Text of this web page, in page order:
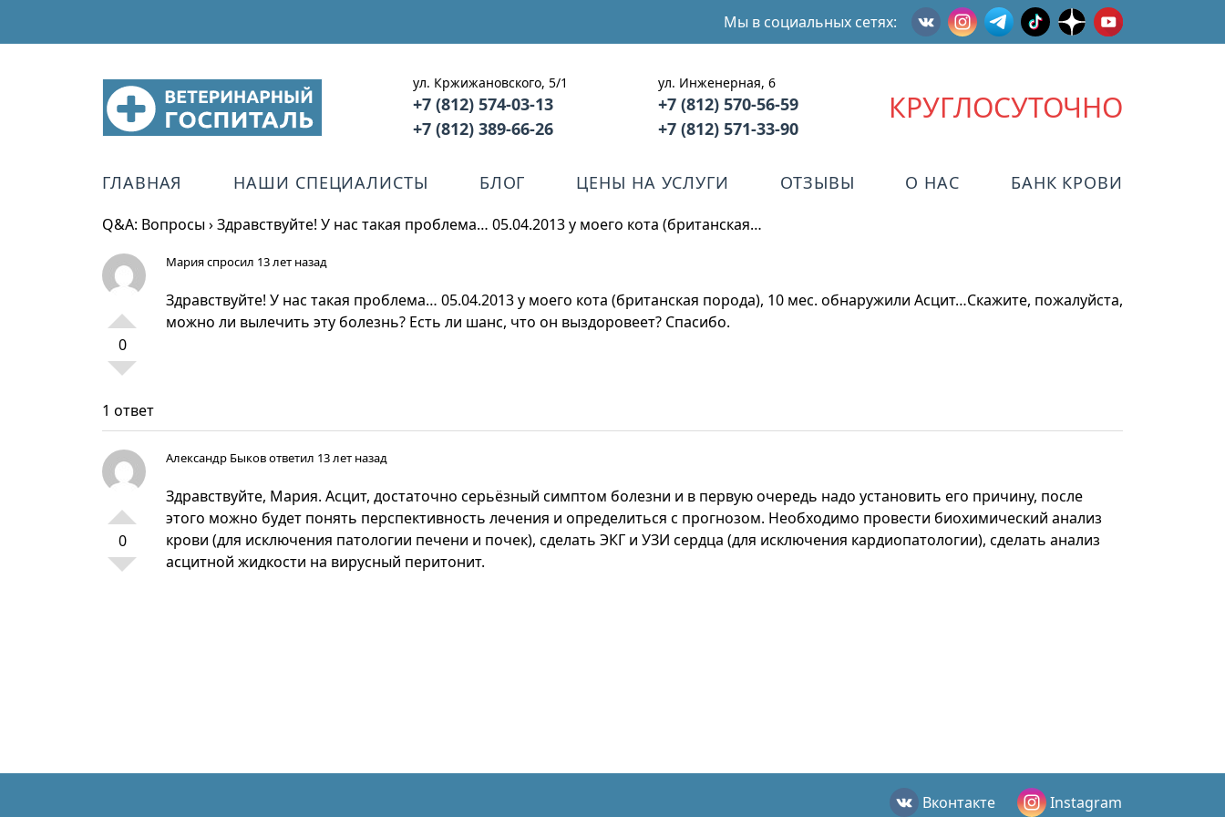
Мы в социальных сетях:
ул. Кржижановского, 5/1
+7 (812) 574-03-13
+7 (812) 389-66-26
ул. Инженерная, 6
+7 (812) 570-56-59
+7 (812) 571-33-90
КРУГЛОСУТОЧНО
ГЛАВНАЯ НАШИ СПЕЦИАЛИСТЫ БЛОГ ЦЕНЫ НА УСЛУГИ ОТЗЫВЫ О НАС БАНК КРОВИ
Q&A: Вопросы›Здравствуйте! У нас такая проблема… 05.04.2013 у моего кота (британская…
0
Марияспросил 13 лет назад
Здравствуйте! У нас такая проблема… 05.04.2013 у моего кота (британская порода), 10 мес. обнаружили Асцит…Скажите, пожалуйста,
можно ли вылечить эту болезнь? Есть ли шанс, что он выздоровеет? Спасибо.
1 ответ
0
Александр Быковответил 13 лет назад
Здравствуйте, Мария. Асцит, достаточно серьёзный симптом болезни и в первую очередь надо установить его причину, после
этого можно будет понять перспективность лечения и определиться с прогнозом. Необходимо провести биохимический анализ
крови (для исключения патологии печени и почек), сделать ЭКГ и УЗИ сердца (для исключения кардиопатологии), сделать анализ
асцитной жидкости на вирусный перитонит.
Вконтакте Instagram